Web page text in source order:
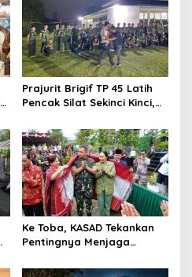
Prajurit Brigif TP 45 Latih
Pencak Silat Sekinci Kinci,
Budaya Lampung
Ke Toba, KASAD Tekankan
Pentingnya Menjaga
Mempererat Persaudaraan